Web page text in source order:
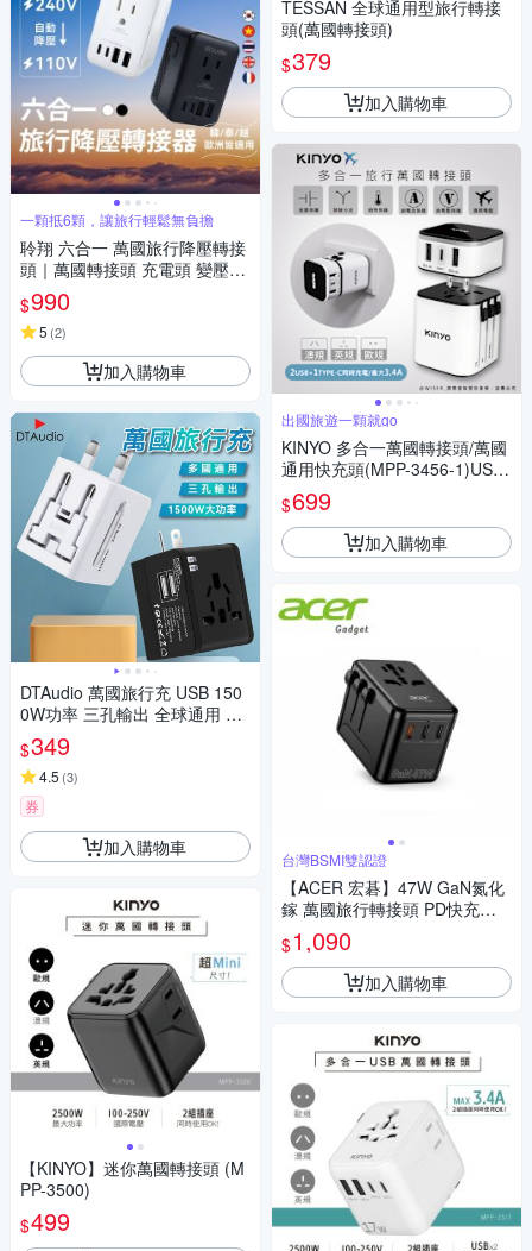
一顆抵6顆，讓旅行輕鬆無負擔
聆翔 六合一 萬國旅行降壓轉接
頭｜萬國轉接頭 充電頭 變壓器
插座 110V 韓國 英國 澳洲 紐西
蘭 旅遊
$990
5 (2)
加入購物車
DTAudio 萬國旅行充 USB 150
0W功率 三孔輸出 全球通用 旅
行充電頭 快速充電 萬用轉接頭
充電頭 充電
$349
4.5 (3)
券
加入購物車
【KINYO】迷你萬國轉接頭 (M
PP-3500)
$499
TESSAN 全球通用型旅行轉接
頭(萬國轉接頭)
$379
加入購物車
出國旅遊一顆就go
KINYO 多合一萬國轉接頭/萬國
通用快充頭(MPP-3456-1)USB/
Type-C雙認證
$699
加入購物車
台灣BSMI雙認證
【ACER 宏碁】47W GaN氮化
鎵 萬國旅行轉接頭 PD快充萬
用充(3C1A+1插座) 台灣BSMI
雙認證 出國旅遊
$1,090
加入購物車